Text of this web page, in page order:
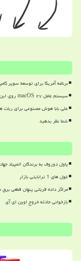
برنامه آمریکا برای توسعه سوپر
سیستم عامل macOS ۲۷ روی این مدلهای مک اجرا نمی شود
علی بابا هوش مصنوعی برای ربات
شما نظر بدهید
پاول دوروف به برندگان المپیاد
غول های 1 ترابایتی بازار
مراکز داده قربانی پنهان قطعی
بازخوانی حادثه خروج اوپن ای آی